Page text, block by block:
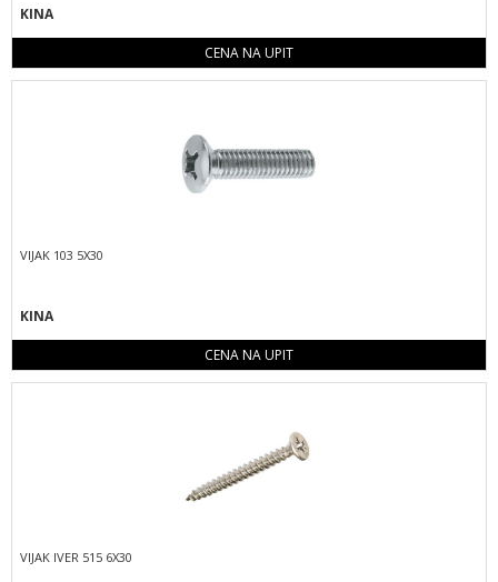
KINA
CENA NA UPIT
VIJAK 103 5X30
KINA
CENA NA UPIT
VIJAK IVER 515 6X30